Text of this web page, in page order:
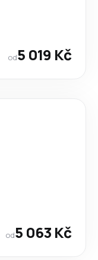
od5 019 Kč
od5 063 Kč